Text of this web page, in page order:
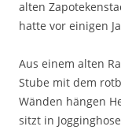
alten
hatte vor einigen
Aus einem alten
Stube mit dem
Wänden hängen
sitzt in